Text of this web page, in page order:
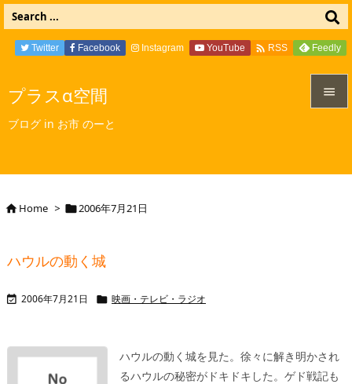
プラスα空間
ブログ in お市 のーと

Twitter Facebook Instagram YouTube  RSS Feedly
Home > 2006年7月21日
ハウルの動く城
 2006年7月21日  映画・テレビ・ラジオ
ハウルの動く城を見た。徐々に解き明かされ
るハウルの秘密がドキドキした。 ゲド戦記も